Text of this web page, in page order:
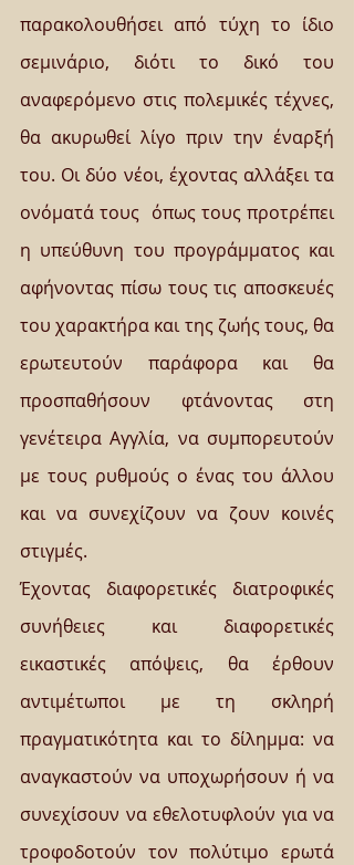
παρακολουθήσει από τύχη το ίδιο
σεμινάριο, διότι το δικό του
αναφερόμενο στις πολεμικές τέχνες,
θα ακυρωθεί λίγο πριν την έναρξή
του. Οι δύο νέοι, έχοντας αλλάξει τα
ονόματά τους  όπως τους προτρέπει
η υπεύθυνη του προγράμματος και
αφήνοντας πίσω τους τις αποσκευές
του χαρακτήρα και της ζωής τους, θα
ερωτευτούν παράφορα και θα
προσπαθήσουν φτάνοντας στη
γενέτειρα Αγγλία, να συμπορευτούν
με τους ρυθμούς ο ένας του άλλου
και να συνεχίζουν να ζουν κοινές
στιγμές.
Έχοντας διαφορετικές διατροφικές
συνήθειες και διαφορετικές
εικαστικές απόψεις, θα έρθουν
αντιμέτωποι με τη σκληρή
πραγματικότητα και το δίλημμα: να
αναγκαστούν να υποχωρήσουν ή να
συνεχίσουν να εθελοτυφλούν για να
τροφοδοτούν τον πολύτιμο ερωτά